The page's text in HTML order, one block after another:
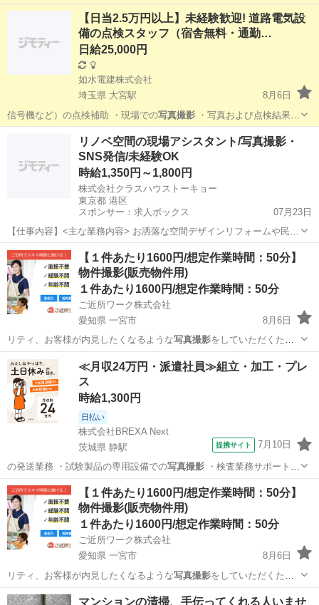
記録・整理…
神奈川 横浜市 その他 スタッフ
【日当2.5万円以上】未経験歓迎! 道路電気設
備の点検スタッフ（宿舎無料・通勤…
日給25,000円
如水電建株式会社
埼玉県 大宮駅
8月6日
信号機など）の点検補助 ・現場での写真撮影・写真および点検結果の
記録・整理…
大宮駅 その他 スタッフ
リノベ空間の現場アシスタント/写真撮影・
SNS発信/未経験OK
時給1,350円～1,800円
株式会社クラスハウストーキョー
東京都 港区
スポンサー：求人ボックス
07月23日
【仕事内容】<主な業務内容> お洒落な空間デザインリフォームや民泊
事業を手掛ける当社で、「リノベーション現場のアシスタント」や
「反響営業のサポート」をお任せします。 完成した施設の写真撮影や
SNS(Instagram等)での情報発...
アルバイト・パート
【１件あたり1600円/想定作業時間：50分】
物件撮影(販売物件用)
１件あたり1600円/想定作業時間：50分
ご近所ワーク株式会社
愛知県 一宮市
8月6日
リティ、お客様が内見したくなるような写真撮影をしていただくた
め、 撮影に使用して…
愛知 一宮市 その他
≪月収24万円・派遣社員≫組立・加工・プレ
ス
時給1,300円
日払い
株式会社BREXA Next
茨城県 静駅
提携サイト 7月10日
の発送業務 ・試験製品の専用設備での写真撮影・検査業務サポート
・メールのやり…
茨城 常陸大宮市 静駅 その他
【１件あたり1600円/想定作業時間：50分】
物件撮影(販売物件用)
１件あたり1600円/想定作業時間：50分
ご近所ワーク株式会社
愛知県 一宮市
8月6日
リティ、お客様が内見したくなるような写真撮影をしていただくた
め、 撮影に使用して…
愛知 一宮市
マンションの清掃、手伝ってくれる人いませ